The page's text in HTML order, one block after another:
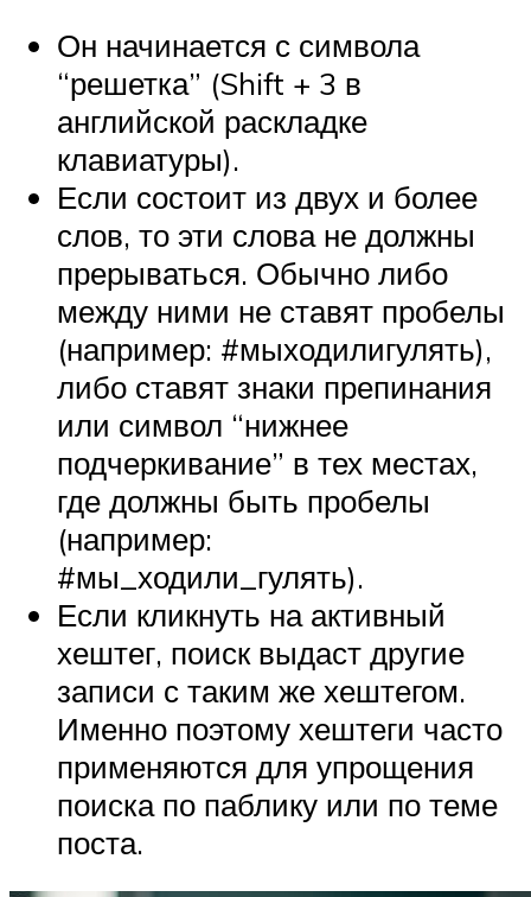
Он начинается с символа
“решетка” (Shift + 3 в
английской раскладке
клавиатуры).
Если состоит из двух и более
слов, то эти слова не должны
прерываться. Обычно либо
между ними не ставят пробелы
(например: #мыходилигулять),
либо ставят знаки препинания
или символ “нижнее
подчеркивание” в тех местах,
где должны быть пробелы
(например:
#мы_ходили_гулять).
Если кликнуть на активный
хештег, поиск выдаст другие
записи с таким же хештегом.
Именно поэтому хештеги часто
применяются для упрощения
поиска по паблику или по теме
поста.